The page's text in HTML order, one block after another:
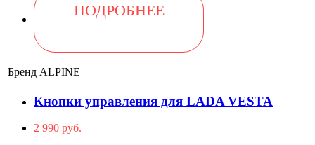
ПОДРОБНЕЕ
Бренд ALPINE
Кнопки управления для LADA VESTA
2 990 руб.